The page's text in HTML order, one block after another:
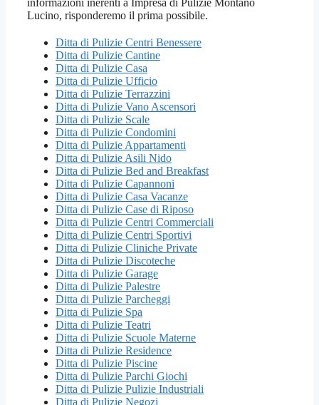
Ditta di Pulizie Centri Benessere
Ditta di Pulizie Cantine
Ditta di Pulizie Casa
Ditta di Pulizie Ufficio
Ditta di Pulizie Terrazzini
Ditta di Pulizie Vano Ascensori
Ditta di Pulizie Scale
Ditta di Pulizie Condomini
Ditta di Pulizie Appartamenti
Ditta di Pulizie Asili Nido
Ditta di Pulizie Bed and Breakfast
Ditta di Pulizie Capannoni
Ditta di Pulizie Casa Vacanze
Ditta di Pulizie Case di Riposo
Ditta di Pulizie Centri Commerciali
Ditta di Pulizie Centri Sportivi
Ditta di Pulizie Cliniche Private
Ditta di Pulizie Discoteche
Ditta di Pulizie Garage
Ditta di Pulizie Palestre
Ditta di Pulizie Parcheggi
Ditta di Pulizie Spa
Ditta di Pulizie Teatri
Ditta di Pulizie Scuole Materne
Ditta di Pulizie Residence
Ditta di Pulizie Piscine
Ditta di Pulizie Parchi Giochi
Ditta di Pulizie Pulizie Industriali
Ditta di Pulizie Negozi